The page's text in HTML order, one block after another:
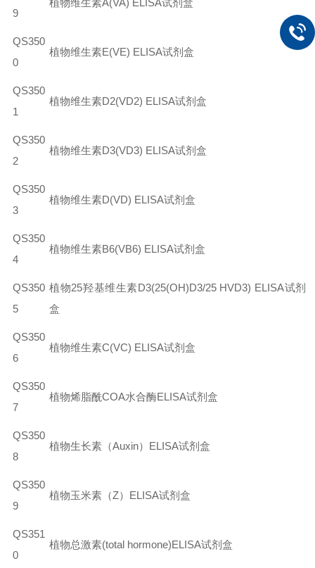
9
植物维生素A(VA) ELISA试剂盒
QS350
0
植物维生素E(VE) ELISA试剂盒
QS350
1
植物维生素D2(VD2) ELISA试剂盒
QS350
2
植物维生素D3(VD3) ELISA试剂盒
QS350
3
植物维生素D(VD) ELISA试剂盒
QS350
4
植物维生素B6(VB6) ELISA试剂盒
QS350
5
植物25羟基维生素D3(25(OH)D3/25 HVD3) ELISA试剂
盒
QS350
6
植物维生素C(VC) ELISA试剂盒
QS350
7
植物烯脂酰COA水合酶ELISA试剂盒
QS350
8
植物生长素（Auxin）ELISA试剂盒
QS350
9
植物玉米素（Z） ELISA试剂盒
QS351
0
植物总激素(total hormone)ELISA试剂盒